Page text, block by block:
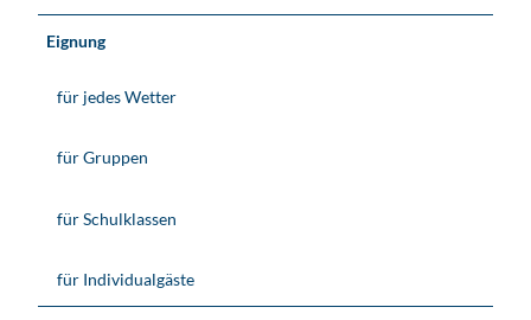
Eignung
für jedes Wetter
für Gruppen
für Schulklassen
für Individualgäste